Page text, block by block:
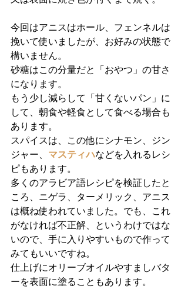
今回はアニスはホール、フェンネルは
挽いて使いましたが、お好みの状態で
構いません。
砂糖はこの分量だと「おやつ」の甘さ
になります。
もう少し減らして「甘くないパン」に
して、朝食や軽食として食べる場合も
あります。
スパイスは、この他にシナモン、ジン
ジャー、 マスティハなどを入れるレシ
ピもあります。
多くのアラビア語レシピを検証したと
ころ、ニゲラ、ターメリック、アニス
は概ね使われていました。でも、これ
がなければ不正解、というわけではな
いので、手に入りやすいもので作って
みてもいいですね。
仕上げにオリーブオイルやすましバタ
ーを表面に塗ることもあります。